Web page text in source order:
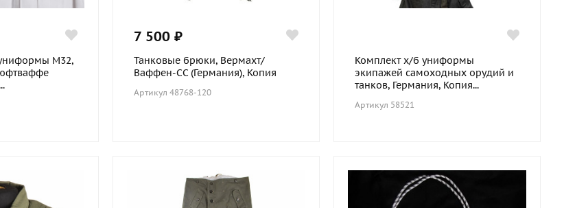
М32,
7 500 ₽
Танковые брюки, Вермахт/
Ваффен-СС (Германия), Копия
Артикул 48768-120
Комплект х/б униформы
экипажей самоходных орудий и
танков, Германия, Копия...
Артикул 58521